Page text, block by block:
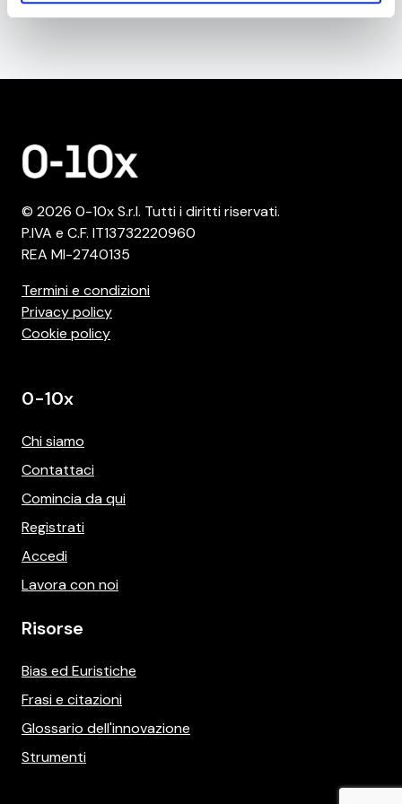
fiduciainizia il tuo viaggio insieme a noi da qui.
© 2026 0-10x S.r.l. Tutti i diritti riservati.
P.IVA e C.F. IT13732220960
REA MI-2740135
Termini e condizioni
Privacy policy
Cookie policy
0-10x
Chi siamo
Contattaci
Comincia da qui
Registrati
Accedi
Lavora con noi
Risorse
Bias ed Euristiche
Frasi e citazioni
Glossario dell'innovazione
Strumenti